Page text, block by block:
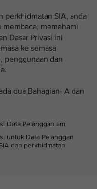
perkhidmatan SIA, anda
memahami
Dasar Privasi ini
ke semasa
penggunaan dan
dua Bahagian- A dan
Data Pelanggan am
untuk Data Pelanggan
dan perkhidmatan